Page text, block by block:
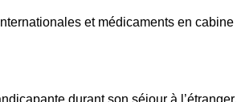
et médicaments en cabine